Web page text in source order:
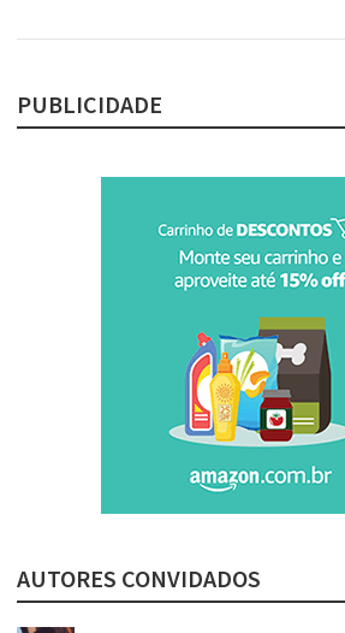
PUBLICIDADE
AUTORES CONVIDADOS